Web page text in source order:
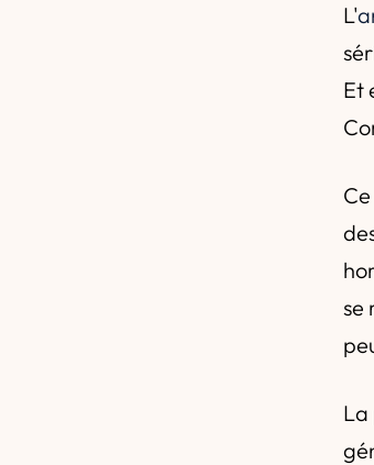
L'
Et
se
La